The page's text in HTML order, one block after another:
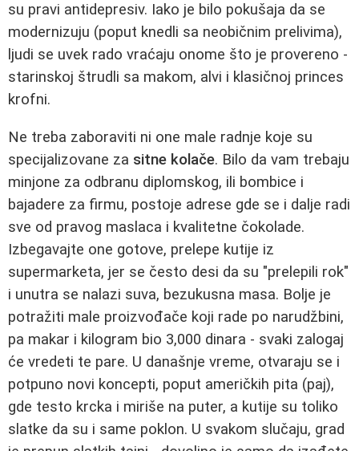
su pravi antidepresiv. Iako je bilo pokušaja da se
modernizuju (poput knedli sa neobičnim prelivima),
ljudi se uvek rado vraćaju onome što je provereno -
starinskoj štrudli sa makom, alvi i klasičnoj princes
krofni.
Ne treba zaboraviti ni one male radnje koje su
specijalizovane za sitne kolače. Bilo da vam trebaju
minjone za odbranu diplomskog, ili bombice i
bajadere za firmu, postoje adrese gde se i dalje radi
sve od pravog maslaca i kvalitetne čokolade.
Izbegavajte one gotove, prelepe kutije iz
supermarketa, jer se često desi da su "prelepili rok"
i unutra se nalazi suva, bezukusna masa. Bolje je
potražiti male proizvođače koji rade po narudžbini,
pa makar i kilogram bio 3,000 dinara - svaki zalogaj
će vredeti te pare. U današnje vreme, otvaraju se i
potpuno novi koncepti, poput američkih pita (paj),
gde testo krcka i miriše na puter, a kutije su toliko
slatke da su i same poklon. U svakom slučaju, grad